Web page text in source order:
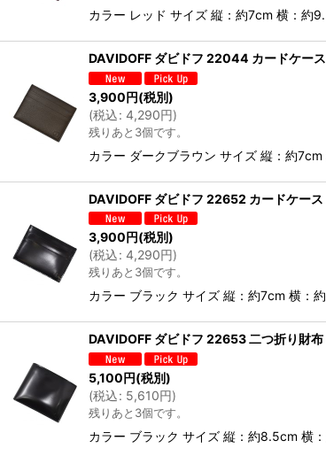
カラー レッド サイズ 縦：約7cm 横：約
DAVIDOFF ダビドフ 22044 カードケー
3,900円(税別)
(税込: 4,290円)
残りあと3個です。
カラー ダークブラウン サイズ 縦：約
DAVIDOFF ダビドフ 22652 カードケー
3,900円(税別)
(税込: 4,290円)
残りあと3個です。
カラー ブラック サイズ 縦：約7cm 横：
DAVIDOFF ダビドフ 22653 二つ折り財
5,100円(税別)
(税込: 5,610円)
残りあと3個です。
カラー ブラック サイズ 縦：約8.5cm 横